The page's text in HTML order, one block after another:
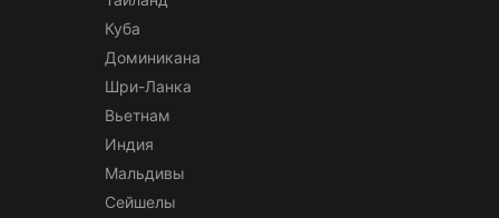
Куба
Доминикана
Шри-Ланка
Вьетнам
Индия
Мальдивы
Сейшелы